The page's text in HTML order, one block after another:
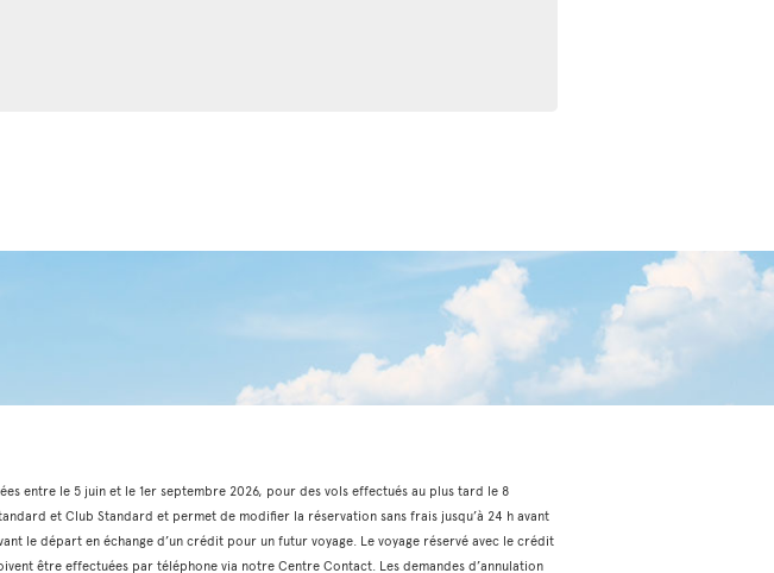
entre le 5 juin et le 1er septembre 2026, pour des vols effectués au plus tard le 8
et Club Standard et permet de modifier la réservation sans frais jusqu’à 24 h avant
le départ en échange d’un crédit pour un futur voyage. Le voyage réservé avec le crédit
être effectuées par téléphone via notre Centre Contact. Les demandes d’annulation